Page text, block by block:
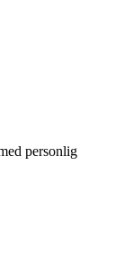
personlig